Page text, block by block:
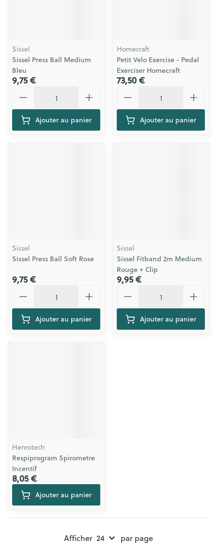
Sissel
Sissel Press Ball Medium
Bleu
9,75 €
Ajouter au panier
Homecraft
Petit Velo Exercise - Pedal
Exerciser Homecraft
73,50 €
Ajouter au panier
Sissel
Sissel Press Ball Soft Rose
9,75 €
Ajouter au panier
Sissel
Sissel Fitband 2m Medium
Rouge + Clip
9,95 €
Ajouter au panier
Henrotech
Respiprogram Spirometre
Incentif
8,05 €
Ajouter au panier
Afficher par page